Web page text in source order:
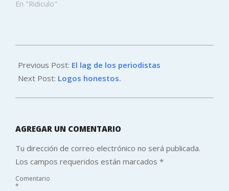
En "Ridiculo"
11-
08
Previous Post: El lag de los periodistas
Next Post: Logos honestos.
AGREGAR UN COMENTARIO
Tu dirección de correo electrónico no será publicada.
Los campos requeridos están marcados *
Comentario
*